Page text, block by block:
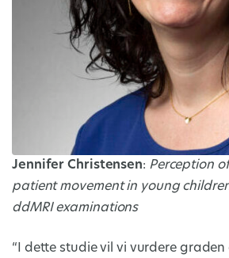
Jennifer Christensen: Perception
patient movement in young
ddMRI examinations
“I dette studie vil vi vurdere